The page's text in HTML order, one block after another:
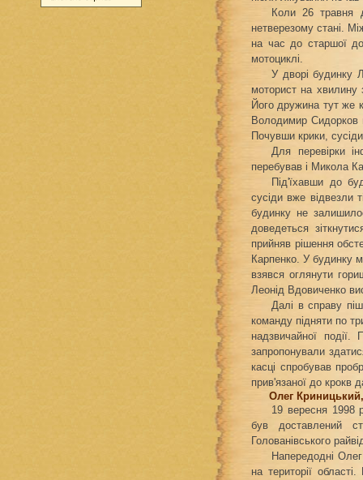
Коли 26 травня
нетверезому стані.
на час до старшої
мотоциклі.
У дворі будинку
моторист на
Його дружина тут же
Володимир Сидорков
Почувши крики,
Для перевірки
перебував і Микола
Під'їхавши до
сусіди вже відвезли
будинку не
доведеться
прийняв рішення
Карпенко. У будинку
взявся оглянути
Леонід Вдовиченко
Далі в справу
команду підняти по
надзвичайної
запропонували
касці спробував
прив'язаної до крокв
Олег Криницький,
19 вересня 1998
був доставлений
Голованівського
Напередодні
на території